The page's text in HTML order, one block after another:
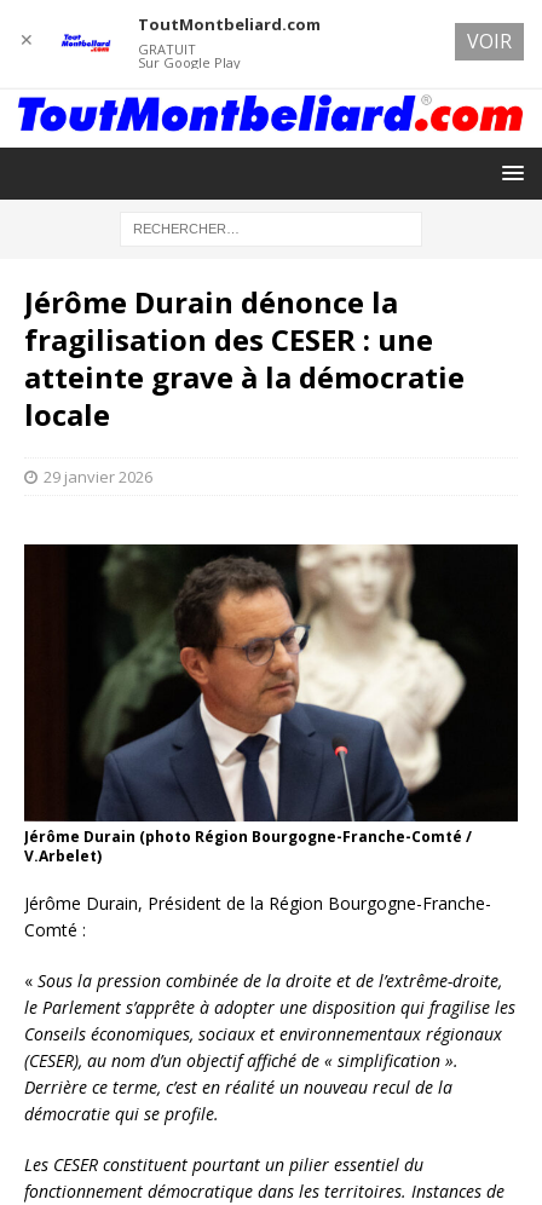
Jérôme Durain dénonce la
fragilisation des CESER : une
atteinte grave à la démocratie
locale
29 janvier 2026
Jérôme Durain (photo Région Bourgogne-Franche-Comté /
V.Arbelet)
Jérôme Durain, Président de la Région Bourgogne-Franche-
Comté :
« Sous la pression combinée de la droite et de l’extrême-droite,
le Parlement s’apprête à adopter une disposition qui fragilise les
Conseils économiques, sociaux et environnementaux régionaux
(CESER), au nom d’un objectif affiché de « simplification ».
Derrière ce terme, c’est en réalité un nouveau recul de la
démocratie qui se profile.
Les CESER constituent pourtant un pilier essentiel du
fonctionnement démocratique dans les territoires. Instances de
✕
ToutMontbeliard.com
GRATUIT
Sur Google Play
VOIR